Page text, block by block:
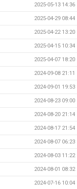
2025-05-13 14:36
2025-04-29 08:44
2025-04-22 13:20
2025-04-15 10:34
2025-04-07 18:20
2024-09-08 21:11
2024-09-01 19:53
2024-08-23 09:00
2024-08-20 21:14
2024-08-17 21:54
2024-08-07 06:23
2024-08-03 11:22
2024-08-01 08:32
2024-07-16 10:04